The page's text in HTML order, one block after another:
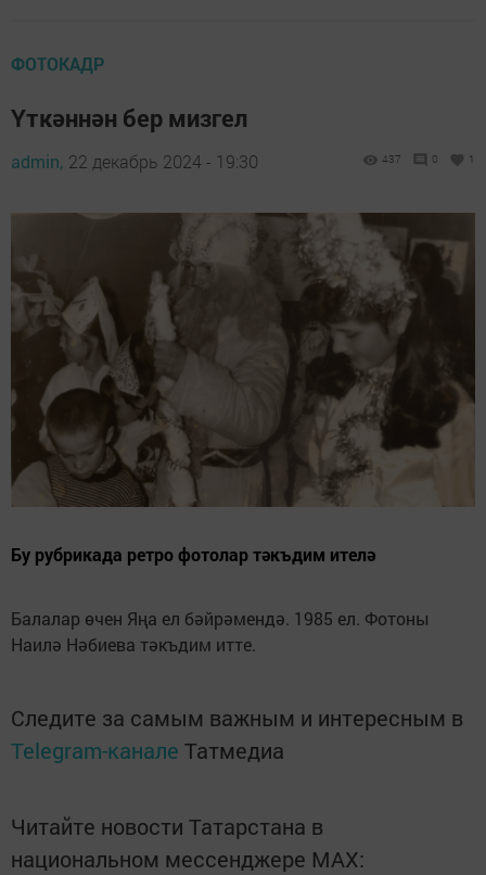
ФОТОКАДР
Үткәннән бер мизгел
admin, 22 декабрь 2024 - 19:30 437 0 1
Бу рубрикада ретро фотолар тәкъдим ителә
Балалар өчен Яңа ел бәйрәмендә. 1985 ел. Фотоны
Наилә Нәбиева тәкъдим итте.
Следите за самым важным и интересным в
Telegram-канале Татмедиа
Читайте новости Татарстана в
национальном мессенджере MАХ: